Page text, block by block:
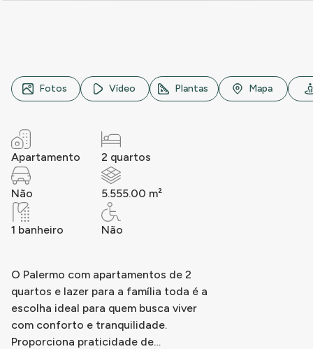
Rua Santa Maria de Trastevere, n° 11, Chácara Santa
Fotos Vídeo Plantas Mapa
Apartamento 2 quartos
Não 5.555.00 m²
1 banheiro Não
O Palermo com apartamentos de 2
quartos e lazer para a família toda é a
escolha ideal para quem busca viver
com conforto e tranquilidade.
Proporciona praticidade de